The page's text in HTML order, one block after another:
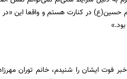
حسین(ع) در کنارت هستم و واقعا این
فوت ایشان را شنیدم، خانم توران